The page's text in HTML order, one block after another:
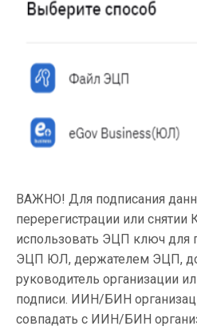
ВАЖНО! Для подписания
перерегистрации или
использовать ЭЦП ключ для
ЭЦП ЮЛ, держателем ЭЦП,
руководитель организации
подписи. ИИН/БИН
совпадать с ИИН/БИН